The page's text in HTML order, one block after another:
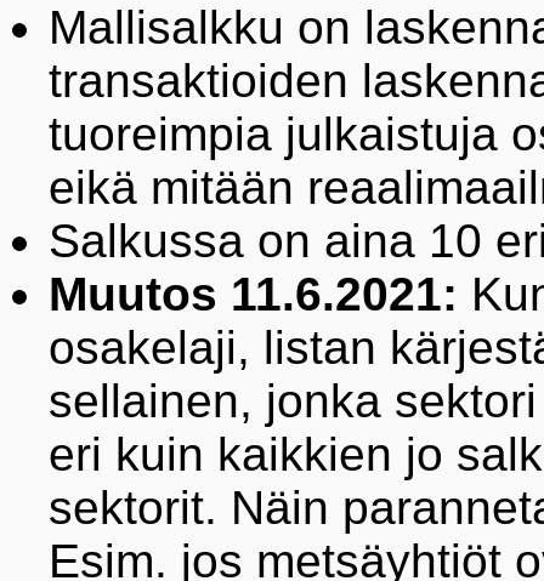
Mallisalkku on
transaktioiden
tuoreimpia julkaistuja
eikä mitään
Salkussa on aina 10
Muutos 11.6.2021:
osakelaji, listan
sellainen, jonka
eri kuin kaikkien jo
sektorit. Näin
Esim. jos metsäyhtiöt